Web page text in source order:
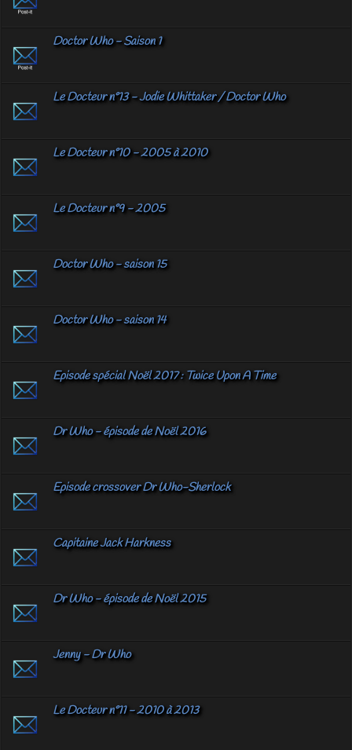
Doctor Who - Saison 1
Le Docteur n°13 - Jodie Whittaker / Doctor Who
Le Docteur n°10 - 2005 à 2010
Le Docteur n°9 - 2005
Doctor Who - saison 15
Doctor Who - saison 14
Episode spécial Noël 2017 : Twice Upon A Time
Dr Who - épisode de Noël 2016
Episode crossover Dr Who-Sherlock
Capitaine Jack Harkness
Dr Who - épisode de Noël 2015
Jenny - Dr Who
Le Docteur n°11 - 2010 à 2013